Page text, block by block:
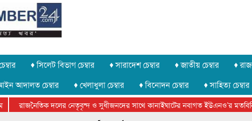
♦ সিলেট বিভাগ চেম্বার ♦ সারাদেশ চেম্বার ♦ জাতীয় চেম্বার ♦
আদালত চেম্বার ♦ খেলাধুলা চেম্বার ♦ বিনোদন চেম্বার ♦ সাহিত্য চেম্বার
রাজনৈতিক দলের নেতৃবৃন্দ ও সুধীজনদের সাথে কানাইঘাটের নবাগত ইউএনও’র